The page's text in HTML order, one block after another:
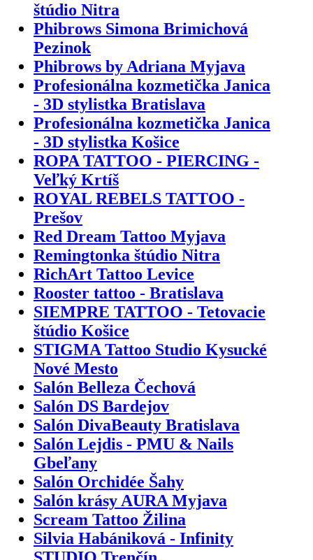
štúdio Nitra
Phibrows Simona Brimichová
Pezinok
Phibrows by Adriana Myjava
Profesionálna kozmetička Janica
- 3D stylistka Bratislava
Profesionálna kozmetička Janica
- 3D stylistka Košice
ROPA TATTOO - PIERCING -
Veľký Krtíš
ROYAL REBELS TATTOO -
Prešov
Red Dream Tattoo Myjava
Remingtonka štúdio Nitra
RichArt Tattoo Levice
Rooster tattoo - Bratislava
SIEMPRE TATTOO - Tetovacie
štúdio Košice
STIGMA Tattoo Studio Kysucké
Nové Mesto
Salón Belleza Čechová
Salón DS Bardejov
Salón DivaBeauty Bratislava
Salón Lejdis - PMU & Nails
Gbeľany
Salón Orchidée Šahy
Salón krásy AURA Myjava
Scream Tattoo Žilina
Silvia Habániková - Infinity